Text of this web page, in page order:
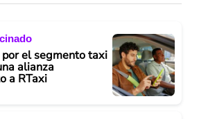
el segmento taxi
alianza
a RTaxi